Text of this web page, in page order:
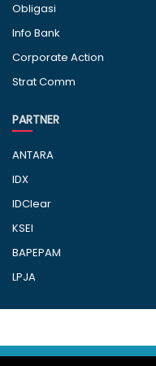
Obligasi
Info Bank
Corporate Action
Strat Comm
PARTNER
ANTARA
IDX
IDClear
KSEI
BAPEPAM
LPJA